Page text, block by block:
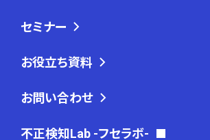
セミナー
お役立ち資料
お問い合わせ
不正検知Lab -フセラボ-